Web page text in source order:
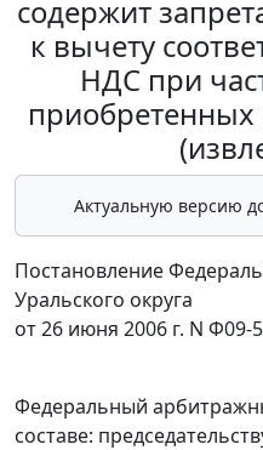
содержит
к вычету
НДС при
приобретенных
Актуальную версию
Постановление
Уральского округа
от 26 июня 2006 г. N Ф09-
Федеральный
составе: